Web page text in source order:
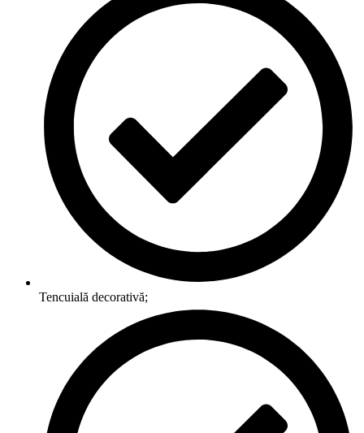
Tencuială decorativă;